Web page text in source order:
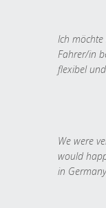
Ich
Fahrer/in
flexibel
We were
would
in